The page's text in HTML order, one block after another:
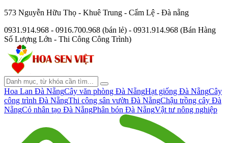
573 Nguyễn Hữu Thọ - Khuê Trung - Cẩm Lệ - Đà nẵng
0931.914.968 - 0916.700.968 (bán lẻ) - 0931.914.968 (Bán Hàng
Số Lượng Lớn - Thi Công Công Trình)
Hoa Lan Đà NẵngCây văn phòng Đà NẵngHạt giống Đà NẵngCây
công trình Đà NẵngThi công sân vườn Đà NẵngChậu trồng cây Đà
NẵngCỏ nhân tạo Đà NẵngPhân bón Đà NẵngVật tư nông nghiệp